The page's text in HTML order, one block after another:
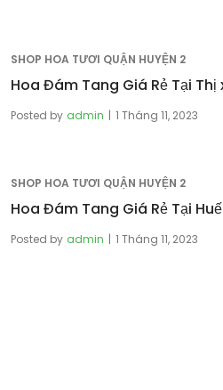
SHOP HOA TƯƠI QUẬN HUYỆN 2
Hoa Đám Tang Giá Rẻ Tại
Posted by admin 1 Tháng 11, 2023
SHOP HOA TƯƠI QUẬN HUYỆN 2
Hoa Đám Tang Giá Rẻ Tại Huế
Posted by admin 1 Tháng 11, 2023